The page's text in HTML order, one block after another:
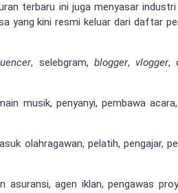
terbaru ini juga menyasar
yang kini resmi keluar dari daftar
, selebgram, blogger, vlogger,
musik, penyanyi, pembawa
olahragawan, pelatih, pengajar,
asuransi, agen iklan, pengawas